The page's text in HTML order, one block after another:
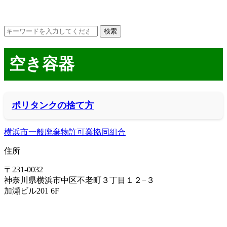
空き容器
ポリタンクの捨て方
横浜市一般廃棄物許可業協同組合
住所
〒231-0032
神奈川県横浜市中区不老町３丁目１２−３
加瀬ビル201 6F